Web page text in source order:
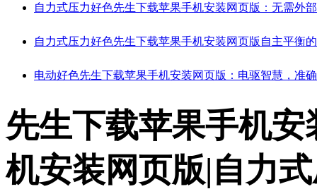
自力式压力好色先生下载苹果手机安装网页版：无需
自力式压力好色先生下载苹果手机安装网页版自主平衡
电动好色先生下载苹果手机安装网页版：电驱智慧，
先生下载苹果手机
机安装网页版|自力